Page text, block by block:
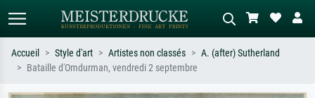
Accueil Style d'art Artistes non classés
A. (after) Sutherland
Bataille d'Omdurman, vendredi 2 septembre